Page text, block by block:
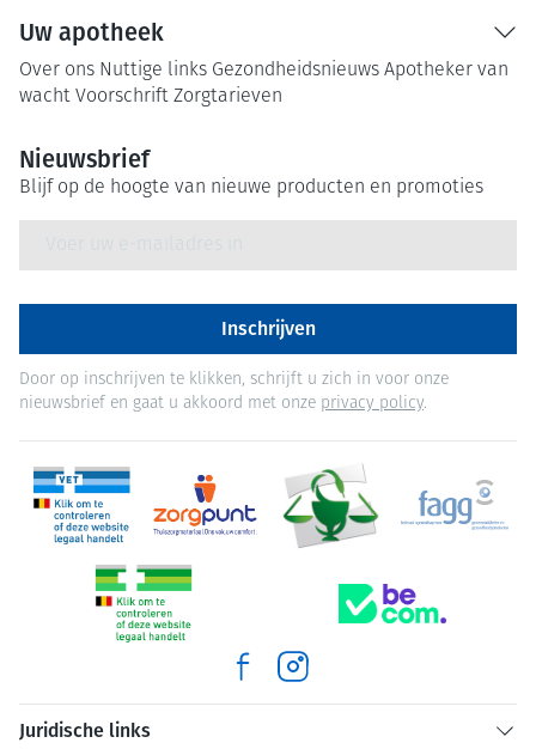
Uw apotheek
Over ons Nuttige links Gezondheidsnieuws Apotheker van
wacht Voorschrift Zorgtarieven
Nieuwsbrief
Blijf op de hoogte van nieuwe producten en promoties
Inschrijven
Door op inschrijven te klikken, schrijft u zich in voor onze
nieuwsbrief en gaat u akkoord met onze privacy policy.
Juridische links